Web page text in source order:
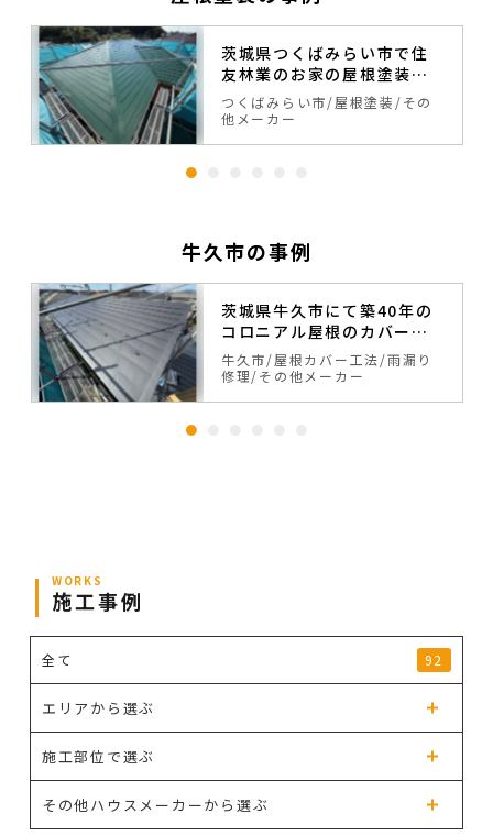
茨城県つくばみらい市で住
友林業のお家の屋根塗装工
事が完工致しました。
つくばみらい市 屋根塗装
その
他メーカー
牛久市の事例
茨城県牛久市にて築40年の
コロニアル屋根のカバー工
法が完工いたしました。
牛久市 屋根カバー工法 雨漏り
修理 その他メーカー
WORKS
施工事例
全て 92
エリアから選ぶ
施工部位で選ぶ
その他ハウスメーカーから選ぶ